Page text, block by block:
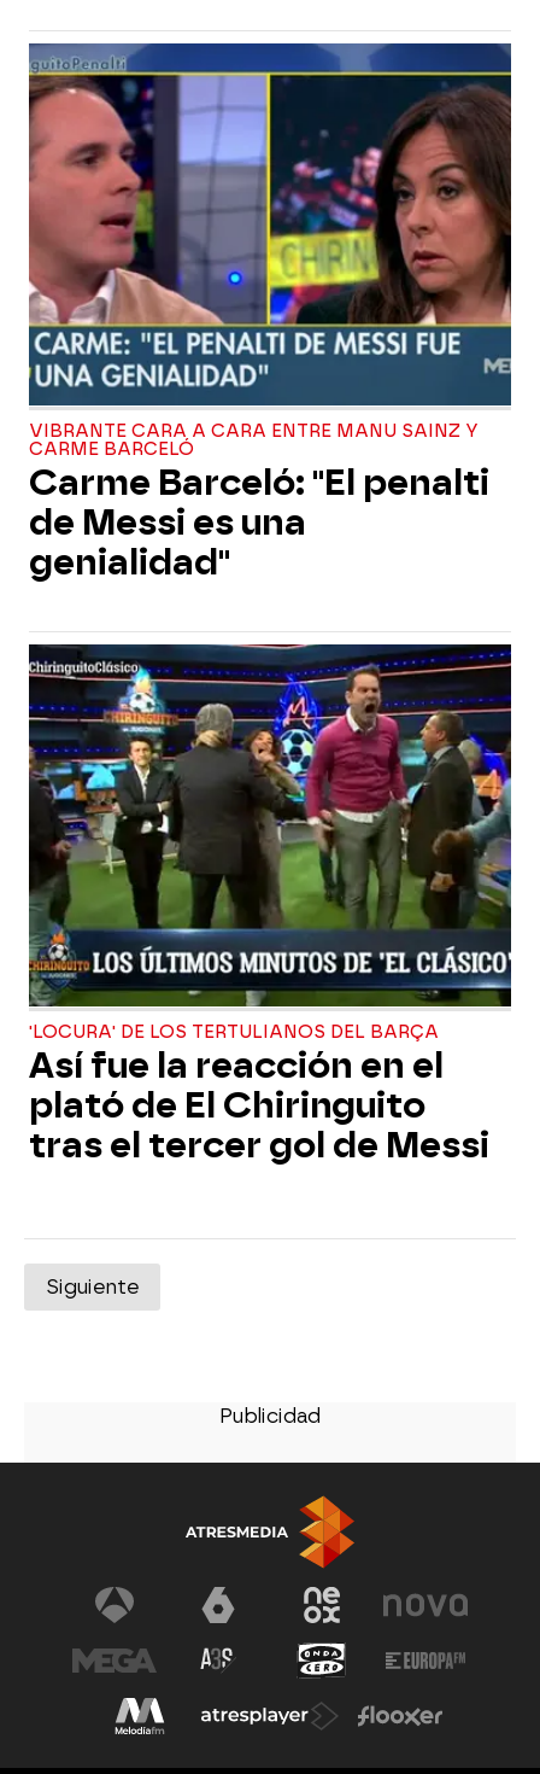
VIBRANTE CARA A CARA ENTRE MANU SAINZ Y
CARME BARCELÓ
Carme Barceló: "El penalti
de Messi es una
genialidad"
'LOCURA' DE LOS TERTULIANOS DEL BARÇA
Así fue la reacción en el
plató de El Chiringuito
tras el tercer gol de Messi
Siguiente